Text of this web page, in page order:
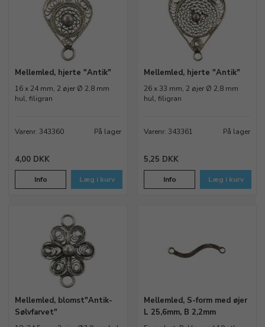
Mellemled, hjerte "Antik"
16 x 24 mm, 2 øjer Ø 2,8 mm
hul, filigran
Varenr. 343360 På lager
4,00 DKK
Info Læg i kurv
Mellemled, hjerte "Antik"
26 x 33 mm, 2 øjer Ø 2,8 mm
hul, filigran
Varenr. 343361 På lager
5,25 DKK
Info Læg i kurv
Mellemled, blomst"Antik-
Sølvfarvet"
Mellemled, S-form med øjer
L 25,6mm, B 2,2mm